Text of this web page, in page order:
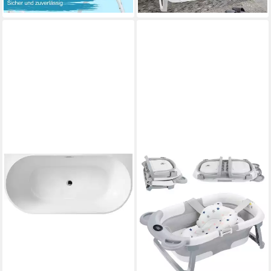
lieferbar - in 5-6 Werktagen bei dir lieferbar - in 5-6 Werktagen bei dir